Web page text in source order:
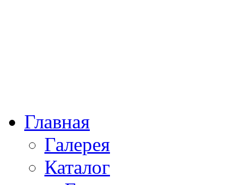
Главная
Галерея
Каталог